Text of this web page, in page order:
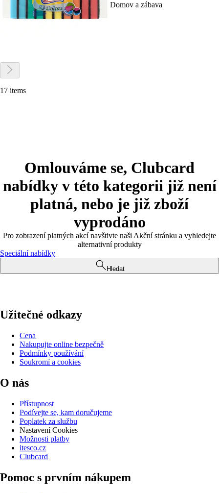
Domov a zábava
17 items
Omlouváme se, Clubcard
nabídky v této kategorii již není
platná, nebo je již zboží
vyprodáno
Pro zobrazení platných akcí navštivte naši Akční stránku a vyhledejte
alternativní produkty
Speciální nabídky
Hledat
Užitečné odkazy
Cena
Nakupujte online bezpečně
Podmínky používání
Soukromí a cookies
O nás
Přístupnost
Podívejte se, kam doručujeme
Poplatek za službu
Nastavení Cookies
Možnosti platby
itesco.cz
Clubcard
Pomoc s prvním nákupem